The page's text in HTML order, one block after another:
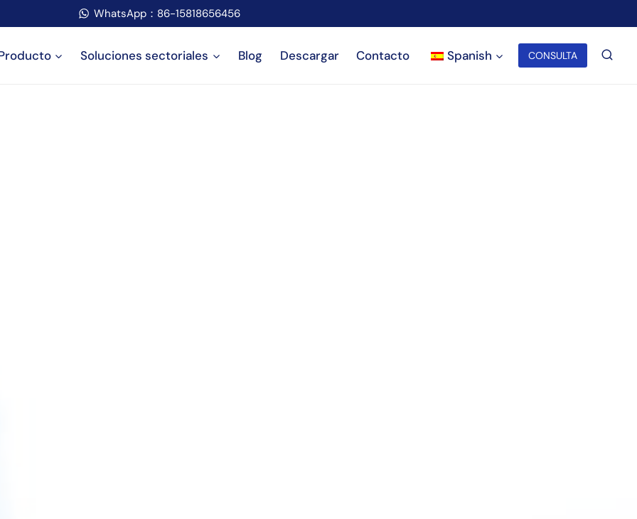
WhatsApp：86-15818656456
Soluciones sectoriales Blog Descargar Contacto Spanish CONSULTA